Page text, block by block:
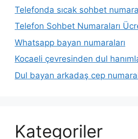
Telefonda sıcak sohbet
Telefon Sohbet Numaraları
Whatsapp bayan numaraları
Kocaeli çevresinden dul
Dul bayan arkadaş cep
Kategoriler